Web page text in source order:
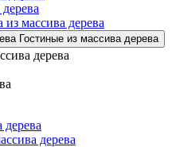
массива дерева
Гостиные из массива дерева
дерева